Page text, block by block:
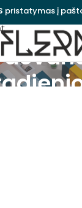
pristatymas į